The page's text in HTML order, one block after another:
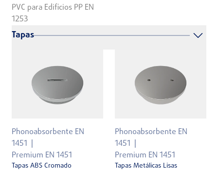
PVC para Edificios PP EN
1253
Tapas
Phonoabsorbente EN
1451
Premium EN 1451
Tapas ABS Cromado
Phonoabsorbente EN
1451
Premium EN 1451
Tapas Metálicas Lisas